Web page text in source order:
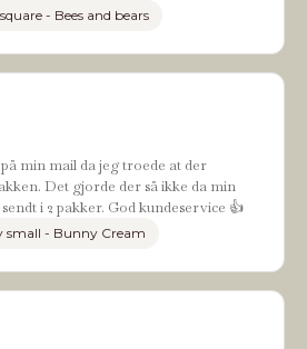
- Bees and bears
min mail da jeg troede at der
Det gjorde der så ikke da min
i 2 pakker. God kundeservice 👍
small - Bunny Cream